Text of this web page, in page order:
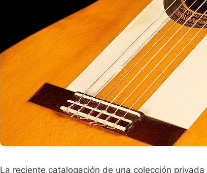
La reciente catalogación de una colección